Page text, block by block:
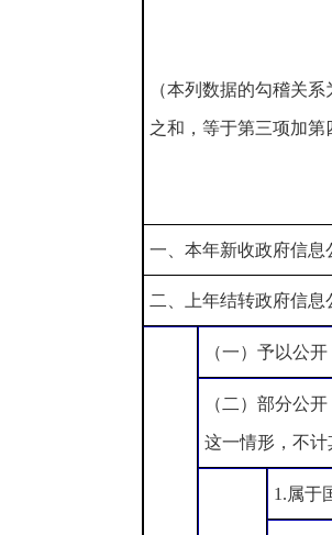
（本列数据的勾稽关
之和，等于第三项加第
一、本年新收政府信息
二、上年结转政府信息
（一）予以公开
（二）部分公
这一情形，不
1.属于